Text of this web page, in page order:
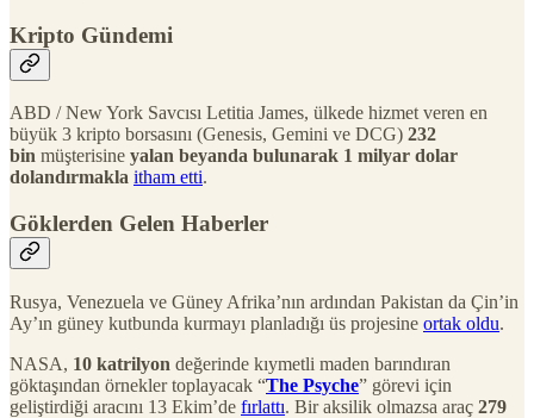
Kripto Gündemi
ABD / New York Savcısı Letitia James, ülkede hizmet veren en
büyük 3 kripto borsasını (Genesis, Gemini ve DCG) 232
bin müşterisine yalan beyanda bulunarak 1 milyar dolar
dolandırmakla itham etti.
Göklerden Gelen Haberler
Rusya, Venezuela ve Güney Afrika’nın ardından Pakistan da Çin’in
Ay’ın güney kutbunda kurmayı planladığı üs projesine ortak oldu.
NASA, 10 katrilyon değerinde kıymetli maden barındıran
göktaşından örnekler toplayacak “The Psyche” görevi için
geliştirdiği aracını 13 Ekim’de fırlattı. Bir aksilik olmazsa araç 279